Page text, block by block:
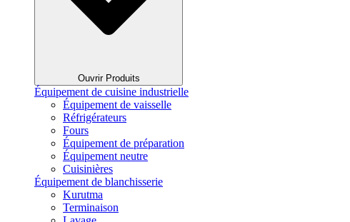
Ouvrir Produits
Équipement de cuisine industrielle
Équipement de vaisselle
Réfrigérateurs
Fours
Équipement de préparation
Équipement neutre
Cuisinières
Équipement de blanchisserie
Kurutma
Terminaison